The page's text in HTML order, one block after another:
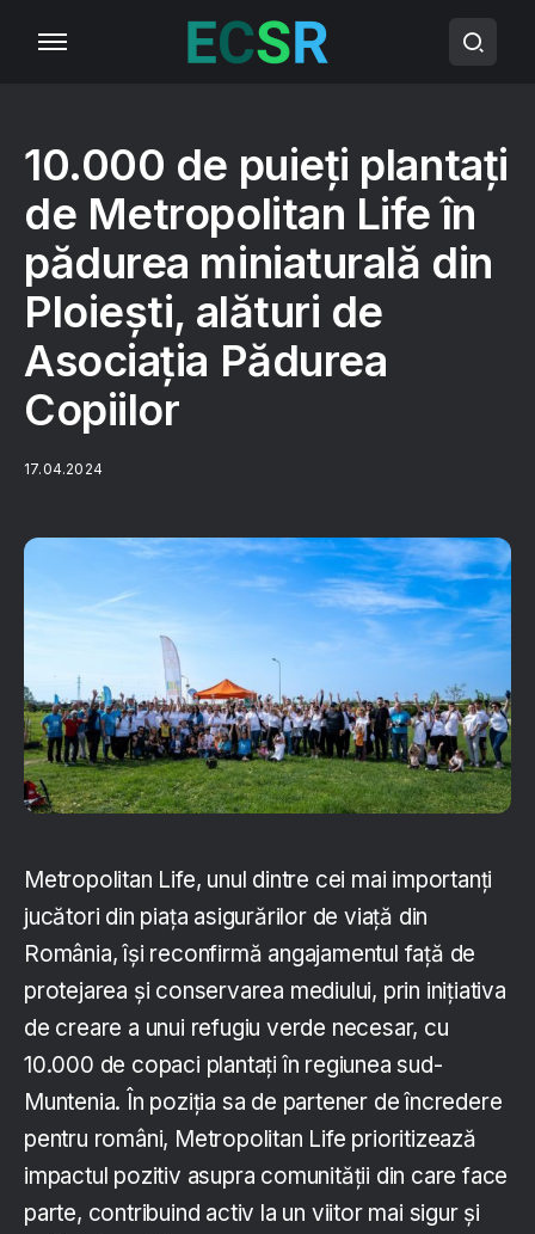
10.000 de puieți plantați
de Metropolitan Life în
pădurea miniaturală din
Ploiești, alături de
Asociația Pădurea
Copiilor
17.04.2024
Metropolitan Life, unul dintre cei mai importanți
jucători din piața asigurărilor de viață din
România, își reconfirmă angajamentul față de
protejarea și conservarea mediului, prin inițiativa
de creare a unui refugiu verde necesar, cu
10.000 de copaci plantați în regiunea sud-
Muntenia. În poziția sa de partener de încredere
pentru români, Metropolitan Life prioritizează
impactul pozitiv asupra comunității din care face
parte, contribuind activ la un viitor mai sigur și